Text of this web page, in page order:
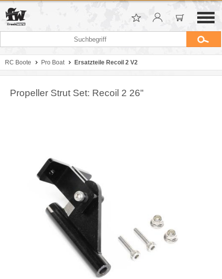
RC Boote Pro Boat Ersatzteile Recoil 2 V2
Propeller Strut Set: Recoil 2 26"